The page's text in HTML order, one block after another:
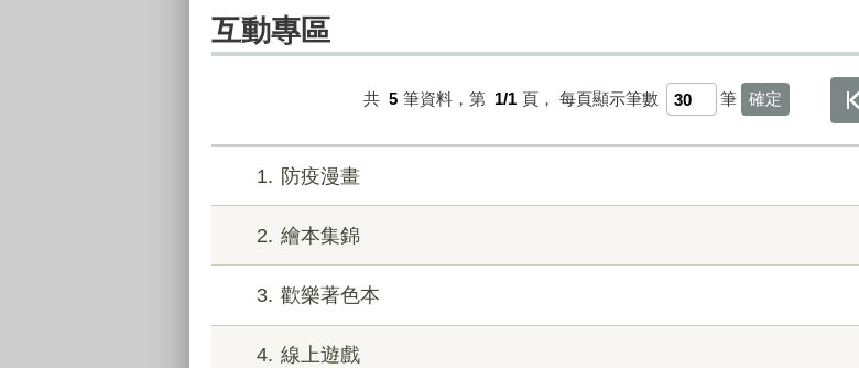
互動專區
共 5 筆資料，第 1/1 頁， 每頁顯示筆數 筆
1 防疫漫畫
2 繪本集錦
3 歡樂著色本
4 線上遊戲